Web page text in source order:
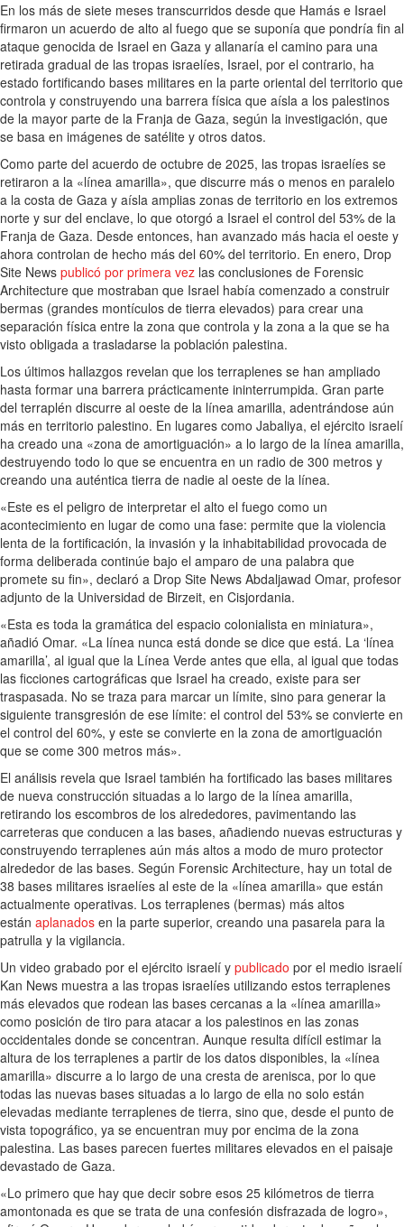
En los más de siete meses transcurridos desde que Hamás e Israel
firmaron un acuerdo de alto al fuego que se suponía que pondría fin al
ataque genocida de Israel en Gaza y allanaría el camino para una
retirada gradual de las tropas israelíes, Israel, por el contrario, ha
estado fortificando bases militares en la parte oriental del territorio que
controla y construyendo una barrera física que aísla a los palestinos
de la mayor parte de la Franja de Gaza, según la investigación, que
se basa en imágenes de satélite y otros datos.
Como parte del acuerdo de octubre de 2025, las tropas israelíes se
retiraron a la «línea amarilla», que discurre más o menos en paralelo
a la costa de Gaza y aísla amplias zonas de territorio en los extremos
norte y sur del enclave, lo que otorgó a Israel el control del 53% de la
Franja de Gaza. Desde entonces, han avanzado más hacia el oeste y
ahora controlan de hecho más del 60% del territorio. En enero, Drop
Site News publicó por primera vez las conclusiones de Forensic
Architecture que mostraban que Israel había comenzado a construir
bermas (grandes montículos de tierra elevados) para crear una
separación física entre la zona que controla y la zona a la que se ha
visto obligada a trasladarse la población palestina.
Los últimos hallazgos revelan que los terraplenes se han ampliado
hasta formar una barrera prácticamente ininterrumpida. Gran parte
del terraplén discurre al oeste de la línea amarilla, adentrándose aún
más en territorio palestino. En lugares como Jabaliya, el ejército israelí
ha creado una «zona de amortiguación» a lo largo de la línea amarilla,
destruyendo todo lo que se encuentra en un radio de 300 metros y
creando una auténtica tierra de nadie al oeste de la línea.
«Este es el peligro de interpretar el alto el fuego como un
acontecimiento en lugar de como una fase: permite que la violencia
lenta de la fortificación, la invasión y la inhabitabilidad provocada de
forma deliberada continúe bajo el amparo de una palabra que
promete su fin», declaró a Drop Site News Abdaljawad Omar, profesor
adjunto de la Universidad de Birzeit, en Cisjordania.
«Esta es toda la gramática del espacio colonialista en miniatura»,
añadió Omar. «La línea nunca está donde se dice que está. La ‘línea
amarilla’, al igual que la Línea Verde antes que ella, al igual que todas
las ficciones cartográficas que Israel ha creado, existe para ser
traspasada. No se traza para marcar un límite, sino para generar la
siguiente transgresión de ese límite: el control del 53% se convierte en
el control del 60%, y este se convierte en la zona de amortiguación
que se come 300 metros más».
El análisis revela que Israel también ha fortificado las bases militares
de nueva construcción situadas a lo largo de la línea amarilla,
retirando los escombros de los alrededores, pavimentando las
carreteras que conducen a las bases, añadiendo nuevas estructuras y
construyendo terraplenes aún más altos a modo de muro protector
alrededor de las bases. Según Forensic Architecture, hay un total de
38 bases militares israelíes al este de la «línea amarilla» que están
actualmente operativas. Los terraplenes (bermas) más altos
están aplanados en la parte superior, creando una pasarela para la
patrulla y la vigilancia.
Un video grabado por el ejército israelí y publicado por el medio israelí
Kan News muestra a las tropas israelíes utilizando estos terraplenes
más elevados que rodean las bases cercanas a la «línea amarilla»
como posición de tiro para atacar a los palestinos en las zonas
occidentales donde se concentran. Aunque resulta difícil estimar la
altura de los terraplenes a partir de los datos disponibles, la «línea
amarilla» discurre a lo largo de una cresta de arenisca, por lo que
todas las nuevas bases situadas a lo largo de ella no solo están
elevadas mediante terraplenes de tierra, sino que, desde el punto de
vista topográfico, ya se encuentran muy por encima de la zona
palestina. Las bases parecen fuertes militares elevados en el paisaje
devastado de Gaza.
«Lo primero que hay que decir sobre esos 25 kilómetros de tierra
amontonada es que se trata de una confesión disfrazada de logro»,